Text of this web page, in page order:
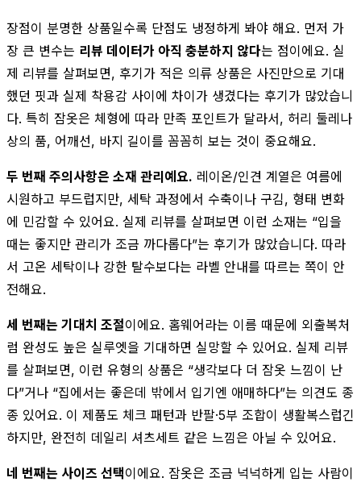
장점이 분명한 상품일수록 단점도 냉정하게 봐야 해요. 먼저 가
장 큰 변수는 리뷰 데이터가 아직 충분하지 않다는 점이에요. 실
제 리뷰를 살펴보면, 후기가 적은 의류 상품은 사진만으로 기대
했던 핏과 실제 착용감 사이에 차이가 생겼다는 후기가 많았습니
다. 특히 잠옷은 체형에 따라 만족 포인트가 달라서, 허리 둘레나
상의 품, 어깨선, 바지 길이를 꼼꼼히 보는 것이 중요해요.
두 번째 주의사항은 소재 관리예요. 레이온/인견 계열은 여름에
시원하고 부드럽지만, 세탁 과정에서 수축이나 구김, 형태 변화
에 민감할 수 있어요. 실제 리뷰를 살펴보면 이런 소재는 “입을
때는 좋지만 관리가 조금 까다롭다”는 후기가 많았습니다. 따라
서 고온 세탁이나 강한 탈수보다는 라벨 안내를 따르는 쪽이 안
전해요.
세 번째는 기대치 조절이에요. 홈웨어라는 이름 때문에 외출복처
럼 완성도 높은 실루엣을 기대하면 실망할 수 있어요. 실제 리뷰
를 살펴보면, 이런 유형의 상품은 “생각보다 더 잠옷 느낌이 난
다”거나 “집에서는 좋은데 밖에서 입기엔 애매하다”는 의견도 종
종 있어요. 이 제품도 체크 패턴과 반팔·5부 조합이 생활복스럽긴
하지만, 완전히 데일리 셔츠세트 같은 느낌은 아닐 수 있어요.
네 번째는 사이즈 선택이에요. 잠옷은 조금 넉넉하게 입는 사람이